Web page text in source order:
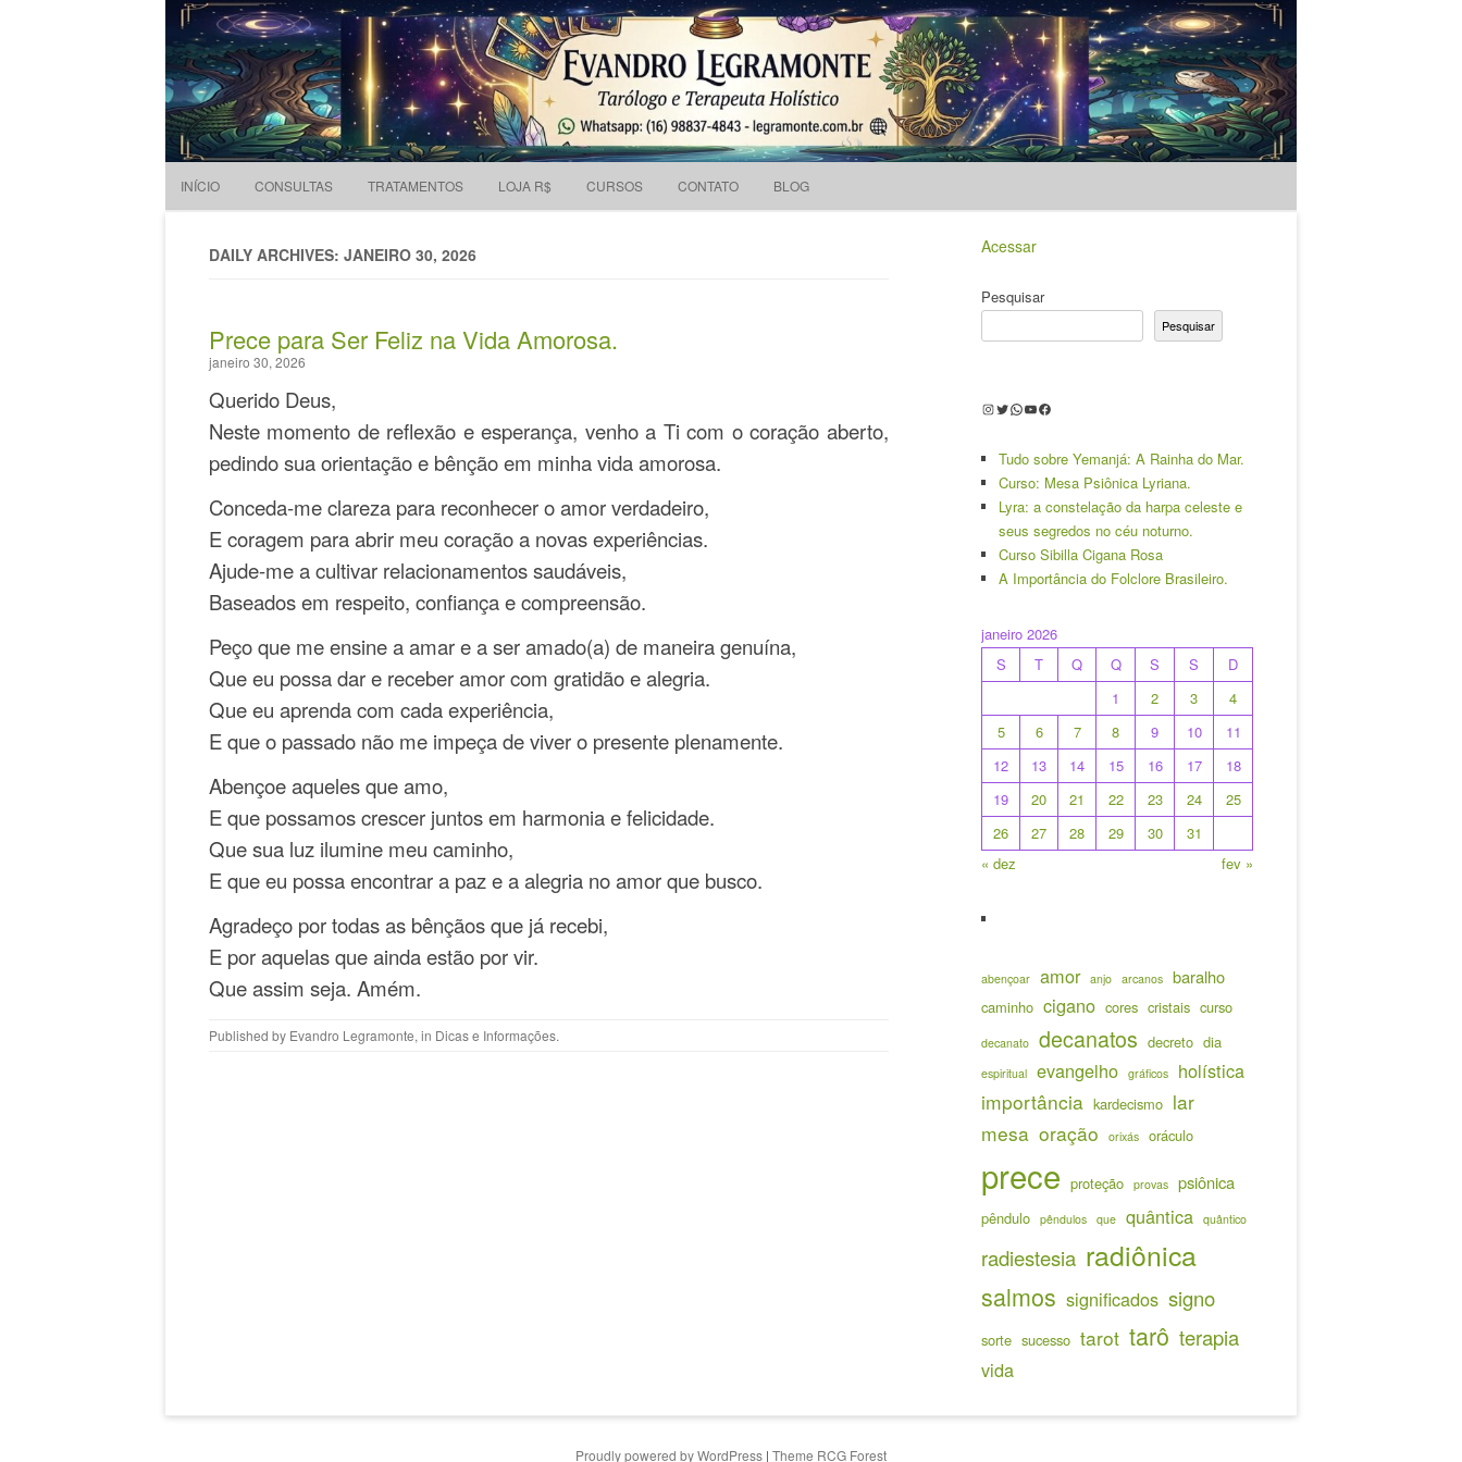
Evandro Legramonte Terapeuta holístico e Tarólogo.
Pesquisar
por:
INÍCIO CONSULTAS TRATAMENTOS LOJA R$ CURSOS CONTATO BLOG
DAILY ARCHIVES: JANEIRO 30, 2026
Prece para Ser Feliz na Vida Amorosa.
janeiro 30, 2026
Querido Deus,
Neste momento de reflexão e esperança, venho a Ti com o coração aberto,
pedindo sua orientação e bênção em minha vida amorosa.
Conceda-me clareza para reconhecer o amor verdadeiro,
E coragem para abrir meu coração a novas experiências.
Ajude-me a cultivar relacionamentos saudáveis,
Baseados em respeito, confiança e compreensão.
Peço que me ensine a amar e a ser amado(a) de maneira genuína,
Que eu possa dar e receber amor com gratidão e alegria.
Que eu aprenda com cada experiência,
E que o passado não me impeça de viver o presente plenamente.
Abençoe aqueles que amo,
E que possamos crescer juntos em harmonia e felicidade.
Que sua luz ilumine meu caminho,
E que eu possa encontrar a paz e a alegria no amor que busco.
Agradeço por todas as bênçãos que já recebi,
E por aquelas que ainda estão por vir.
Que assim seja. Amém.
Published by Evandro Legramonte, in Dicas e Informações.
Acessar
Pesquisar
Pesquisar
Instagram
Twitter
WhatsApp
Youtube
Facebook
Tudo sobre Yemanjá: A Rainha do Mar.
Curso: Mesa Psiônica Lyriana.
Lyra: a constelação da harpa celeste e
seus segredos no céu noturno.
Curso Sibilla Cigana Rosa
A Importância do Folclore Brasileiro.
janeiro 2026
S
T Q Q S S
D
1
2 3
4
5
6 7 8 9 10
11
12
13 14 15 16 17
18
19
20 21 22 23 24
25
26
27 28 29 30
31
« dez
fev »
abençoar amor anjo arcanos baralho
caminho cigano cores cristais curso
decanato decanatos decreto dia
espiritual evangelho gráficos holística
importância kardecismo lar
mesa oração orixás oráculo
prece proteção provas psiônica
pêndulo pêndulos que quântica quântico
radiestesia radiônica
salmos significados signo
sorte sucesso tarot tarô terapia
vida
Proudly powered by WordPress | Theme RCG Forest